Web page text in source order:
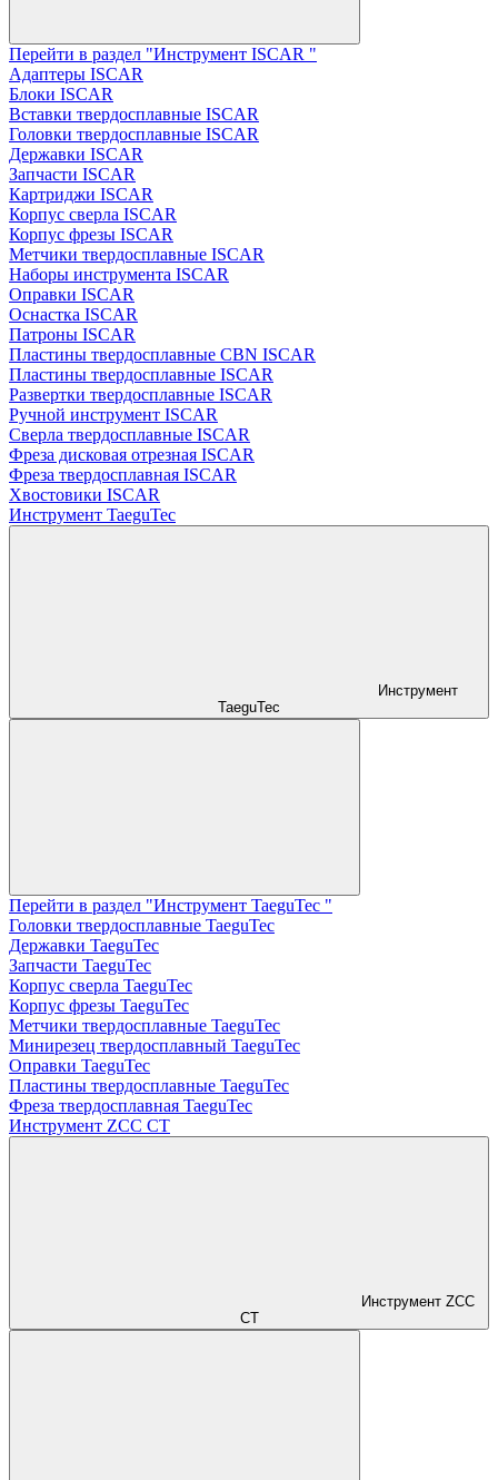
Перейти в раздел "Инструмент ISCAR "
Адаптеры ISCAR
Блоки ISCAR
Вставки твердосплавные ISCAR
Головки твердосплавные ISCAR
Державки ISCAR
Запчасти ISCAR
Картриджи ISCAR
Корпус сверла ISCAR
Корпус фрезы ISCAR
Метчики твердосплавные ISCAR
Наборы инструмента ISCAR
Оправки ISCAR
Оснастка ISCAR
Патроны ISCAR
Пластины твердосплавные CBN ISCAR
Пластины твердосплавные ISCAR
Развертки твердосплавные ISCAR
Ручной инструмент ISCAR
Сверла твердосплавные ISCAR
Фреза дисковая отрезная ISCAR
Фреза твердосплавная ISCAR
Хвостовики ISCAR
Инструмент TaeguTec
Инструмент
TaeguTec
Перейти в раздел "Инструмент TaeguTec "
Головки твердосплавные TaeguTec
Державки TaeguTec
Запчасти TaeguTec
Корпус сверла TaeguTec
Корпус фрезы TaeguTec
Метчики твердосплавные TaeguTec
Минирезец твердосплавный TaeguTec
Оправки TaeguTec
Пластины твердосплавные TaeguTec
Фреза твердосплавная TaeguTec
Инструмент ZCС CT
Инструмент ZCС
CT